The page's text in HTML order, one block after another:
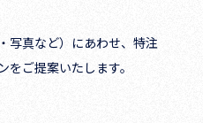
写真など）にあわせ、特注
ご提案いたします。